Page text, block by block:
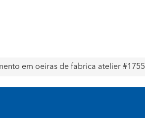
em oeiras de fabrica atelier #1755